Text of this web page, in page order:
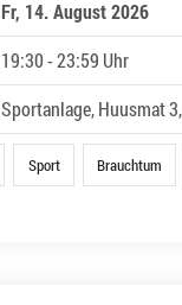
Fr, 14. August 2026
19:30 - 23:59 Uhr
Sportanlage, Huusmat
Sport Brauchtum